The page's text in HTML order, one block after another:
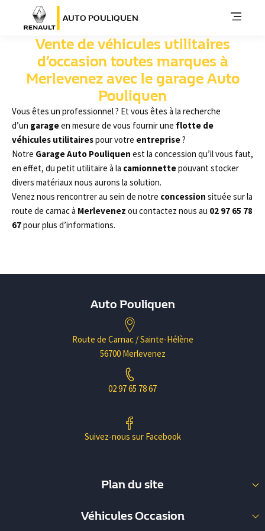
AUTO POULIQUEN
Vente de véhicules utilitaires
d’occasion toutes marques à
Merlevenez avec le garage Auto
Pouliquen
Vous êtes un professionnel ? Et vous êtes à la recherche
d’un garageen mesure de vous fournir une flotte de
véhicules utilitairespour votre entreprise?
Notre Garage Auto Pouliquen est la concession qu’il vous faut,
en effet, du petit utilitaire à la camionnettepouvant stocker
divers matériaux nous aurons la solution.
Venez nous rencontrer au sein de notre concession située sur la
route de carnac à Merlevenez ou contactez nous au 02 97 65 78
67pour plus d’informations.
Plan du site
Nos Utilitaires
Véhicules Occasion
Auto Pouliquen
Route de Carnac / Sainte-Hélène
56700 Merlevenez
02 97 65 78 67
Suivez-nous sur Facebook